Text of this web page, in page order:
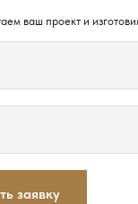
ваш проект и
заявку